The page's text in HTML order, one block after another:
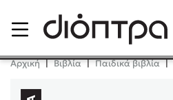
Αρχική | Βιβλία | Παιδικά βιβλία |